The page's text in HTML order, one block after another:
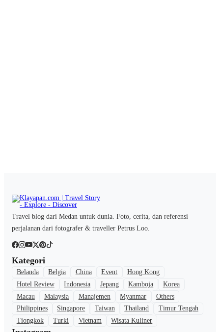
Travel blog dari Medan untuk dunia. Foto, cerita, dan referensi
perjalanan dari fotografer & traveller Petrus Loo.
Kategori
Belanda Belgia China Event
Hong Kong
Hotel Review
Indonesia Jepang Kamboja
Korea
Macau
Malaysia Manajemen Myanmar
Others
Philippines
Singapore Taiwan Thailand
Timur Tengah
Tiongkok
Turki Vietnam Wisata Kuliner